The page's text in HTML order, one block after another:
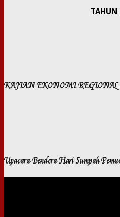
TAHUN
KAJIAN EKONOMI REGIONAL
Upacara Bendera Hari Sumpah